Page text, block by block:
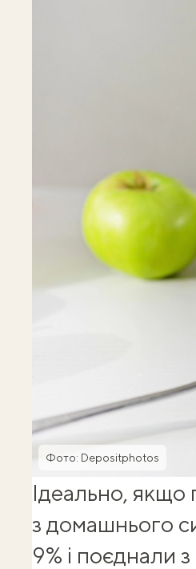
Фото: Depositphotos
Ідеально, якщо
з домашнього
9% і поєднали